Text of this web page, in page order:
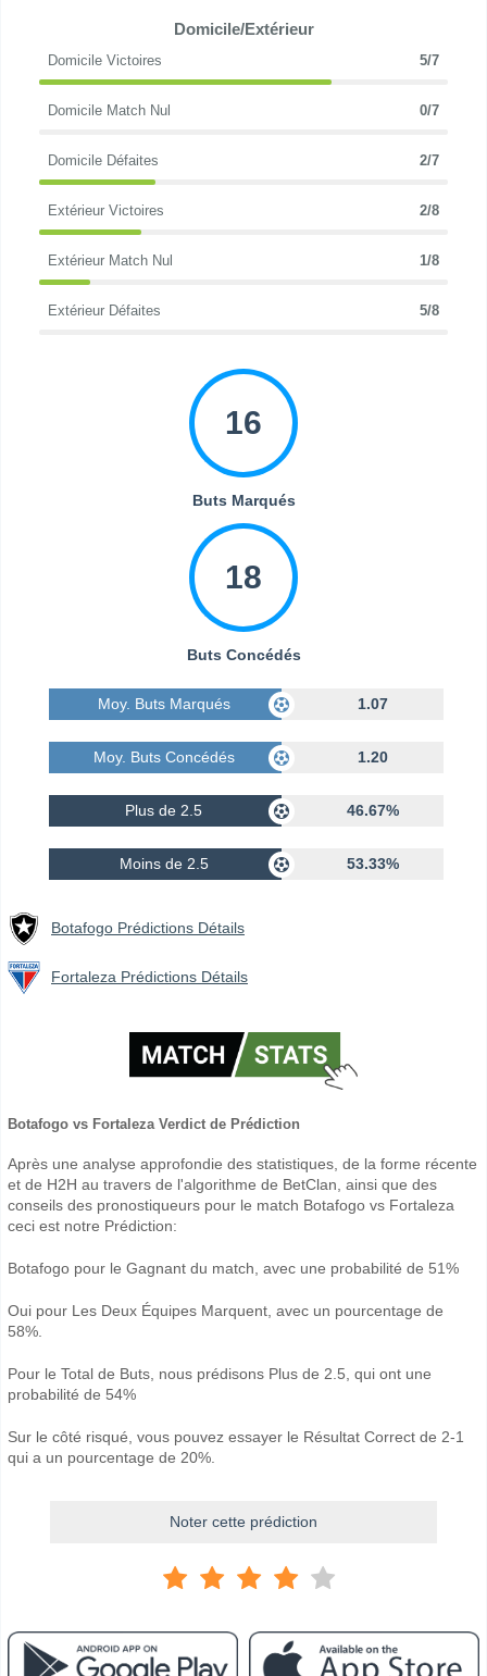
Domicile/Extérieur
Domicile Victoires 5/7
Domicile Match Nul 0/7
Domicile Défaites 2/7
Extérieur Victoires 2/8
Extérieur Match Nul 1/8
Extérieur Défaites 5/8
16
Buts Marqués
18
Buts Concédés
Moy. Buts Marqués 1.07
Moy. Buts Concédés 1.20
Plus de 2.5 46.67%
Moins de 2.5 53.33%
Botafogo Prédictions Détails
Fortaleza Prédictions Détails
Botafogo vs Fortaleza Verdict de Prédiction
Après une analyse approfondie des statistiques, de la forme récente
et de H2H au travers de l'algorithme de BetClan, ainsi que des
conseils des pronostiqueurs pour le match Botafogo vs Fortaleza
ceci est notre Prédiction:
Botafogo pour le Gagnant du match, avec une probabilité de 51%
Oui pour Les Deux Équipes Marquent, avec un pourcentage de
58%.
Pour le Total de Buts, nous prédisons Plus de 2.5, qui ont une
probabilité de 54%
Sur le côté risqué, vous pouvez essayer le Résultat Correct de 2-1
qui a un pourcentage de 20%.
Noter cette prédiction